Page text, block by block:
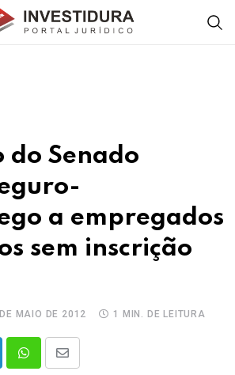
do Senado
a empregados
sem inscrição
MAIO DE 2012 1 MIN. DE LEITURA
WhatsappShare